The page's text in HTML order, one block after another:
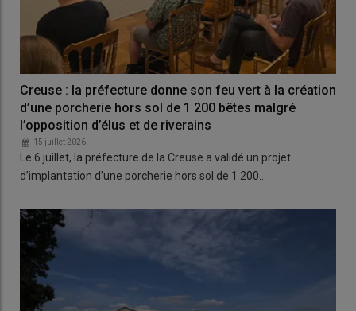
Creuse : la préfecture donne son feu vert à la création
d’une porcherie hors sol de 1 200 bêtes malgré
l’opposition d’élus et de riverains
15 juillet 2026
Le 6 juillet, la préfecture de la Creuse a validé un projet
d’implantation d’une porcherie hors sol de 1 200…